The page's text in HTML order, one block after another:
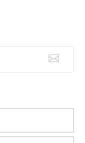
